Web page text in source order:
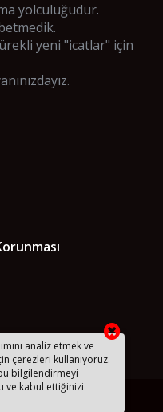
yolculuğudur.
yeni "icatlar" için
Ltd
analiz etmek ve
çerezleri kullanıyoruz.
bilgilendirmeyi
ve kabul ettiğinizi